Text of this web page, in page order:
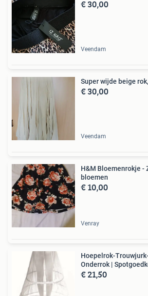
€ 30,00
Veendam
Super wijde beige
€ 30,00
Veendam
H&M Bloemenrokje -
bloemen
€ 10,00
Venray
Hoepelrok-
Onderrok |
€ 21,50